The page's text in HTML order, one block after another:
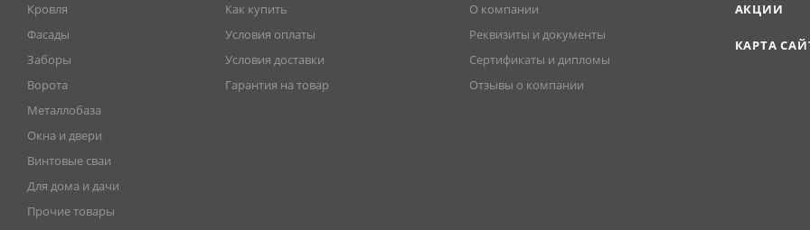
Кровля
Фасады
Заборы
Ворота
Металлобаза
Окна и двери
Винтовые сваи
Для дома и дачи
Прочие товары
Как купить
Условия оплаты
Условия доставки
Гарантия на товар
О компании
Реквизиты и документы
Сертификаты и дипломы
Отзывы о компании
АКЦИИ
КАРТА